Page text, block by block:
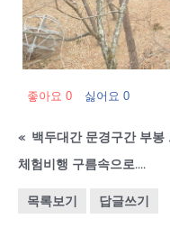
좋아요 0 싫어요 0
« 백두대간 문경구간 부봉
체험비행 구름속으로....
목록보기 답글쓰기